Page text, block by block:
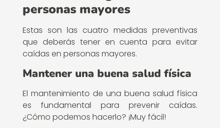
personas mayores
Estas son las cuatro medidas preventivas
que deberás tener en cuenta para evitar
caídas en personas mayores.
Mantener una buena salud física
El mantenimiento de una buena salud física
es fundamental para prevenir caídas.
¿Cómo podemos hacerlo? ¡Muy fácil!